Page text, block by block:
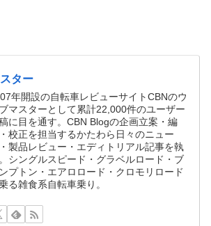
ター
年開設の自転車レビューサイトCBNのウ
マスターとして累計22,000件のユーザー
に目を通す。CBN Blogの企画立案・編
校正を担当するかたわら日々のニュー
製品レビュー・エディトリアル記事を執
シングルスピード・グラベルロード・ブ
プトン・エアロロード・クロモリロード
る雑食系自転車乗り。